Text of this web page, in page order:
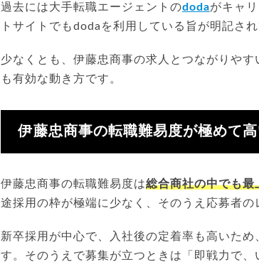
過去には大手転職エージェントのdodaがキャ
トサイトでもdodaを利用している旨が明記さ
少なくとも、伊藤忠商事の求人とつながりや
も有効な動き方です。
伊藤忠商事の転職難易度が極めて
伊藤忠商事の転職難易度は総合商社の中でも最
途採用の枠が極端に少なく、そのうえ応募者の
新卒採用が中心で、入社後の定着率も高いた
す。そのうえで募集が立つときは「即戦力で